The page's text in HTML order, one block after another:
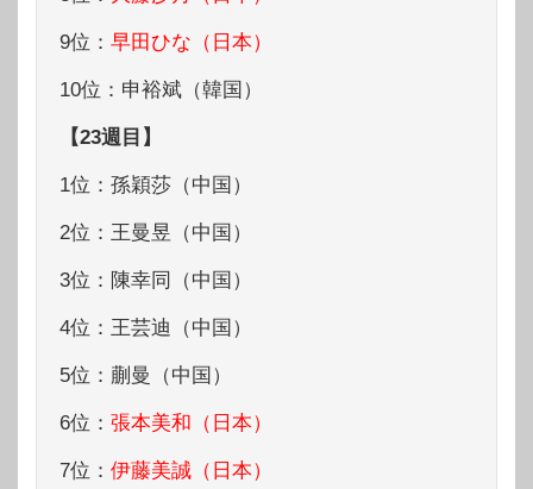
9位： 早田ひな（日本）
10位：申裕斌（韓国）
【23週目】
1位：孫穎莎（中国）
2位：王曼昱（中国）
3位：陳幸同（中国）
4位：王芸迪（中国）
5位：蒯曼（中国）
6位： 張本美和（日本）
7位： 伊藤美誠（日本）